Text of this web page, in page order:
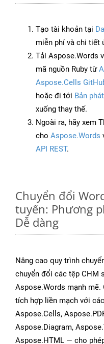
Tạo tài khoản tại
miễn phí và chi tiết
Tải Aspose.Words
mã nguồn Ruby từ
Aspose.Cells
hoặc đi tới Bản
xuống thay thế.
Ngoài ra, hãy xem
cho Aspose.Words
API REST.
Chuyển đổi
tuyến: Phương
Dễ dàng
Nâng cao quy trình
chuyển đổi các tệp CHM
Aspose.Words mạnh mẽ.
tích hợp liền mạch với
Aspose.Cells,
Aspose.Diagram,
Aspose.HTML — cho